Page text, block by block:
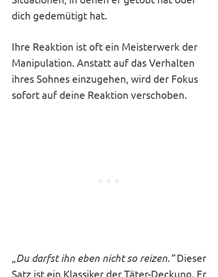
dich gedemütigt hat.
Ihre Reaktion ist oft ein Meisterwerk der
Manipulation. Anstatt auf das Verhalten
ihres Sohnes einzugehen, wird der Fokus
sofort auf deine Reaktion verschoben.
„Du darfst ihn eben nicht so reizen.“Dieser
Satz ist ein Klassiker der Täter-Deckung. Er